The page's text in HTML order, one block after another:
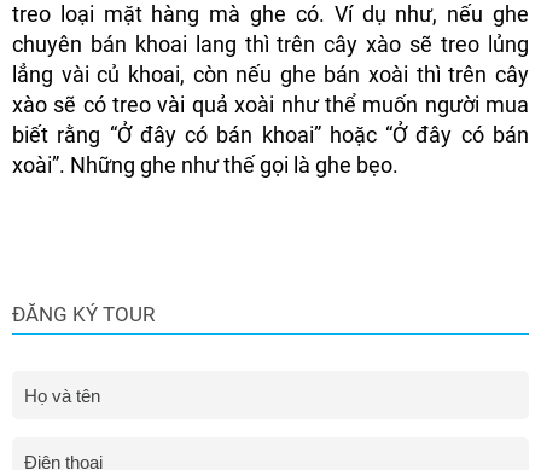
treo loại mặt hàng mà ghe có. Ví dụ như, nếu ghe
chuyên bán khoai lang thì trên cây xào sẽ treo lủng
lẳng vài củ khoai, còn nếu ghe bán xoài thì trên cây
xào sẽ có treo vài quả xoài như thể muốn người mua
biết rằng “Ở đây có bán khoai” hoặc “Ở đây có bán
xoài”. Những ghe như thế gọi là ghe bẹo.
ĐĂNG KÝ TOUR